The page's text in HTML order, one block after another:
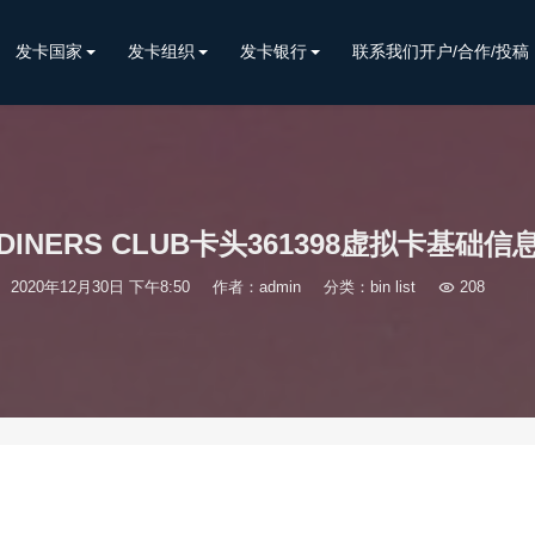
发卡国家 发卡组织 发卡银行 联系我们开户/合作/投稿
CLUB卡头361398虚拟卡基础信
2020年12月30日 下午8:50 作者：admin 分类： bin list 208